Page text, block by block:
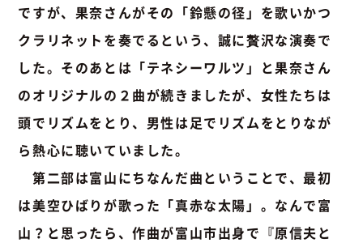
ですが、果奈さんがその「鈴懸の径」を歌いかつ
クラリネットを奏でるという、誠に贅沢な演奏で
した。そのあとは「テネシーワルツ」と果奈さん
のオリジナルの２曲が続きましたが、女性たちは
頭でリズムをとり、男性は足でリズムをとりなが
ら熱心に聴いていました。
第二部は富山にちなんだ曲ということで、最初
は美空ひばりが歌った「真赤な太陽」。なんで富
山？と思ったら、作曲が富山市出身で『原信夫と